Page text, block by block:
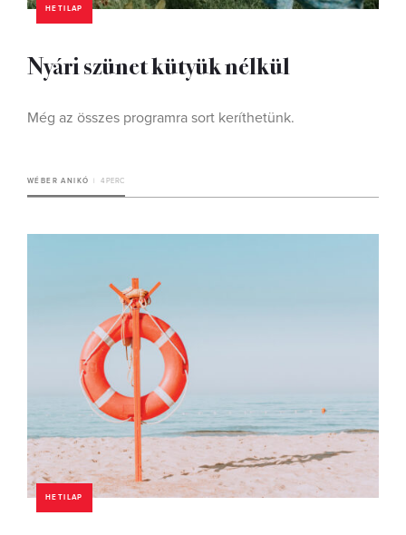
HETILAP
Nyári szünet kütyük nélkül
Még az összes programra sort keríthetünk.
WÉBER ANIKÓ 4 PERC
HETILAP